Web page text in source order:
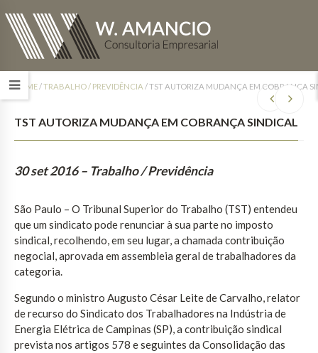
HOME/TRABALHO / PREVIDÊNCIA /TST AUTORIZA MUDANÇA EM COBRANÇA
TST AUTORIZA MUDANÇA EM COBRANÇA SINDICAL
30 set 2016 – Trabalho / Previdência
São Paulo – O Tribunal Superior do Trabalho (TST) entendeu
que um sindicato pode renunciar à sua parte no imposto
sindical, recolhendo, em seu lugar, a chamada contribuição
negocial, aprovada em assembleia geral de trabalhadores da
categoria.
Segundo o ministro Augusto César Leite de Carvalho, relator
de recurso do Sindicato dos Trabalhadores na Indústria de
Energia Elétrica de Campinas (SP), a contribuição sindical
prevista nos artigos 578 e seguintes da Consolidação das